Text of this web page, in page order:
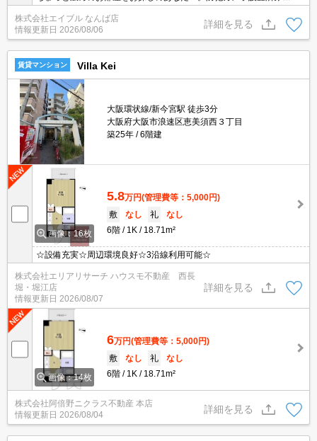
備が充実していますよね。オートロック・エレベーター付RCマンシ
ョン!。
株式会社エイブル なんば店
情報更新日 2026/08/06
詳細を見る
賃貸マンション Villa Kei
大阪環状線/新今宮駅 徒歩3分
大阪府大阪市浪速区恵美須西３丁目
築25年
6階建
画像：16枚
5.8万円(管理費等：5,000円)
敷
なし 礼
なし
6階
1K 18.71m²
☆設備充実☆周辺環境良好☆3沿線利用可能☆
株式会社エリアリサーチ ハウスモ不動産 西長
堀・堀江店
情報更新日 2026/08/07
詳細を見る
画像：14枚
6万円(管理費等：5,000円)
敷
なし 礼
なし
6階
1K 18.71m²
株式会社阿倍野ニクラス不動産 本店
情報更新日 2026/08/04
詳細を見る